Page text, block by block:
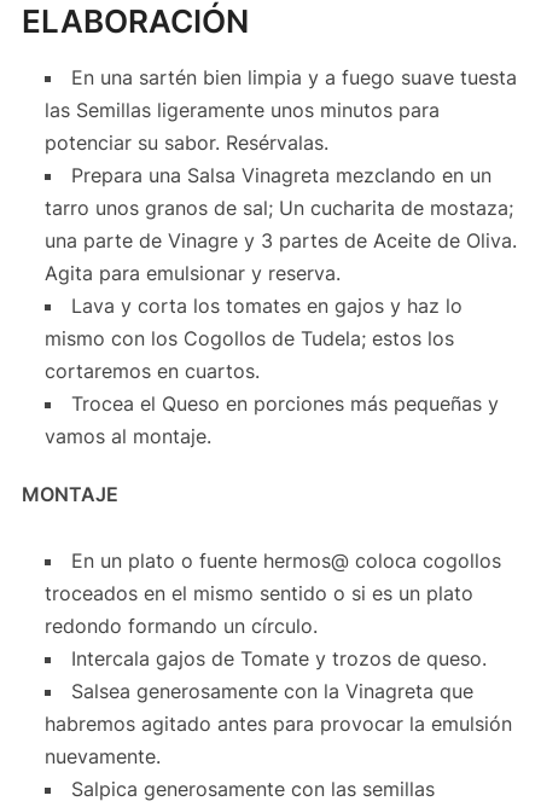
ELABORACIÓN
En una sartén bien limpia y a fuego suave tuesta
las Semillas ligeramente unos minutos para
potenciar su sabor. Resérvalas.
Prepara una Salsa Vinagreta mezclando en un
tarro unos granos de sal; Un cucharita de mostaza;
una parte de Vinagre y 3 partes de Aceite de Oliva.
Agita para emulsionar y reserva.
Lava y corta los tomates en gajos y haz lo
mismo con los Cogollos de Tudela; estos los
cortaremos en cuartos.
Trocea el Queso en porciones más pequeñas y
vamos al montaje.
MONTAJE
En un plato o fuente hermos@ coloca cogollos
troceados en el mismo sentido o si es un plato
redondo formando un círculo.
Intercala gajos de Tomate y trozos de queso.
Salsea generosamente con la Vinagreta que
habremos agitado antes para provocar la emulsión
nuevamente.
Salpica generosamente con las semillas